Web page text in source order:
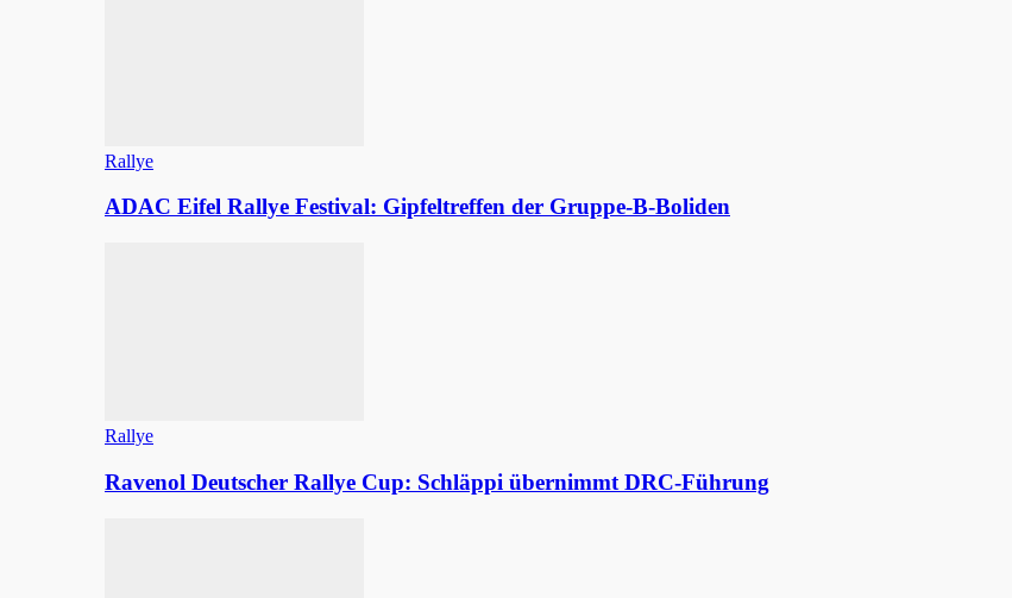
Rallye
ADAC Eifel Rallye Festival: Gipfeltreffen der Gruppe-B-Boliden
Rallye
Ravenol Deutscher Rallye Cup: Schläppi übernimmt DRC-Führung